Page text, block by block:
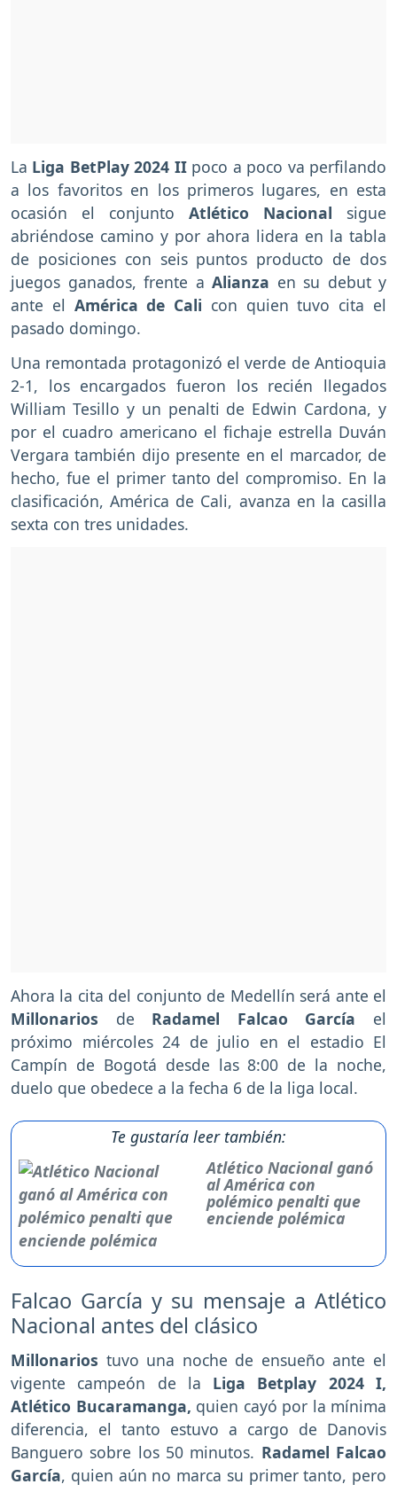
La Liga BetPlay 2024 II poco a poco va perfilando
a los favoritos en los primeros lugares, en esta
ocasión el conjunto Atlético Nacional sigue
abriéndose camino y por ahora lidera en la tabla
de posiciones con seis puntos producto de dos
juegos ganados, frente a Alianza en su debut y
ante el América de Cali con quien tuvo cita el
pasado domingo.
Una remontada protagonizó el verde de Antioquia
2-1, los encargados fueron los recién llegados
William Tesillo y un penalti de Edwin Cardona, y
por el cuadro americano el fichaje estrella Duván
Vergara también dijo presente en el marcador, de
hecho, fue el primer tanto del compromiso. En la
clasificación, América de Cali, avanza en la casilla
sexta con tres unidades.
Ahora la cita del conjunto de Medellín será ante el
Millonarios de Radamel Falcao García el
próximo miércoles 24 de julio en el estadio El
Campín de Bogotá desde las 8:00 de la noche,
duelo que obedece a la fecha 6 de la liga local.
Te gustaría leer también:
Atlético Nacional ganó
al América con
polémico penalti que
enciende polémica
Falcao García y su mensaje a Atlético
Nacional antes del clásico
Millonarios tuvo una noche de ensueño ante el
vigente campeón de la Liga Betplay 2024 I,
Atlético Bucaramanga, quien cayó por la mínima
diferencia, el tanto estuvo a cargo de Danovis
Banguero sobre los 50 minutos. Radamel Falcao
García, quien aún no marca su primer tanto, pero